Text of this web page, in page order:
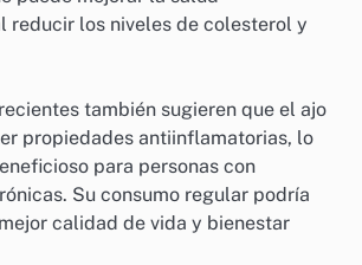
reducir los niveles de colesterol y
también sugieren que el ajo
propiedades antiinflamatorias, lo
para personas con
Su consumo regular podría
calidad de vida y bienestar